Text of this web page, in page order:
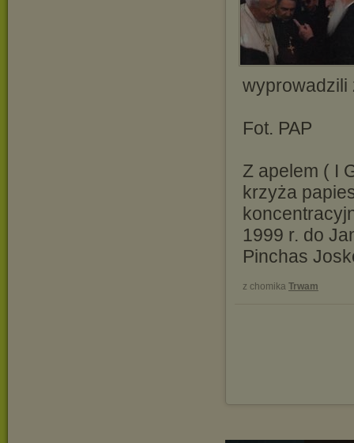
wyprowadzili
Fot. PAP
Z apelem ( I
krzyża
1999 r. do
Pinchas
z chomika Trwam